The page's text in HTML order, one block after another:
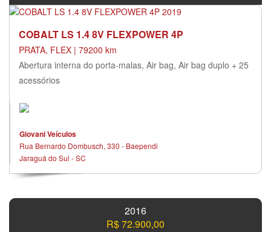
COBALT LS 1.4 8V FLEXPOWER 4P
PRATA, FLEX | 79200 km
Abertura interna do porta-malas, Air bag, Air bag duplo + 25
acessórios
Giovani Veículos
Rua Bernardo Dombusch, 330 - Baependi
Jaraguá do Sul - SC
2016
R$ 72.900,00